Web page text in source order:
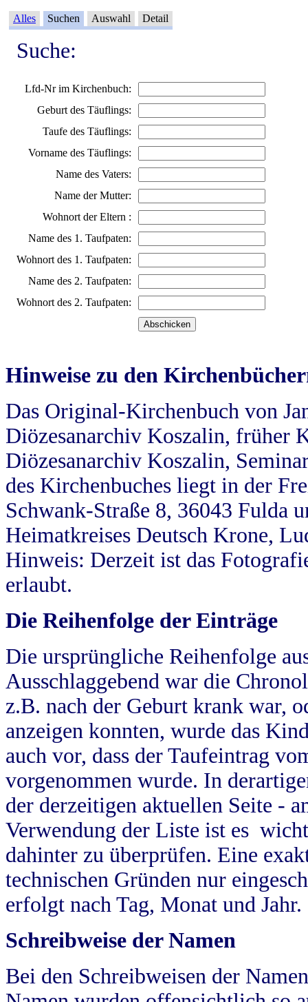
Alles Suchen Auswahl Detail
Suche:
Lfd-Nr im Kirchenbuch:
Geburt des Täuflings:
Taufe des Täuflings:
Vorname des Täuflings:
Name des Vaters:
Name der Mutter:
Wohnort der Eltern :
Name des 1. Taufpaten:
Wohnort des 1. Taufpaten:
Name des 2. Taufpaten:
Wohnort des 2. Taufpaten:
Hinweise zu den
Das Original-Kirchenbuch von
Diözesanarchiv Koszalin, früher
Diözesanarchiv Koszalin,
des Kirchenbuches liegt in der
Schwank-Straße 8, 36043 Fulda
Heimatkreises Deutsch Krone,
Hinweis: Derzeit ist das
erlaubt.
Die Reihenfolge der Einträge
Die ursprüngliche Reihenfolge
Ausschlaggebend war die
z.B. nach der Geburt krank war,
anzeigen konnten, wurde das
auch vor, dass der Taufeintrag
vorgenommen wurde. In
der derzeitigen aktuellen Seite -
Verwendung der Liste ist es
dahinter zu überprüfen. Eine
technischen Gründen nur
erfolgt nach Tag, Monat und Jahr.
Schreibweise der Namen
Bei den Schreibweisen der